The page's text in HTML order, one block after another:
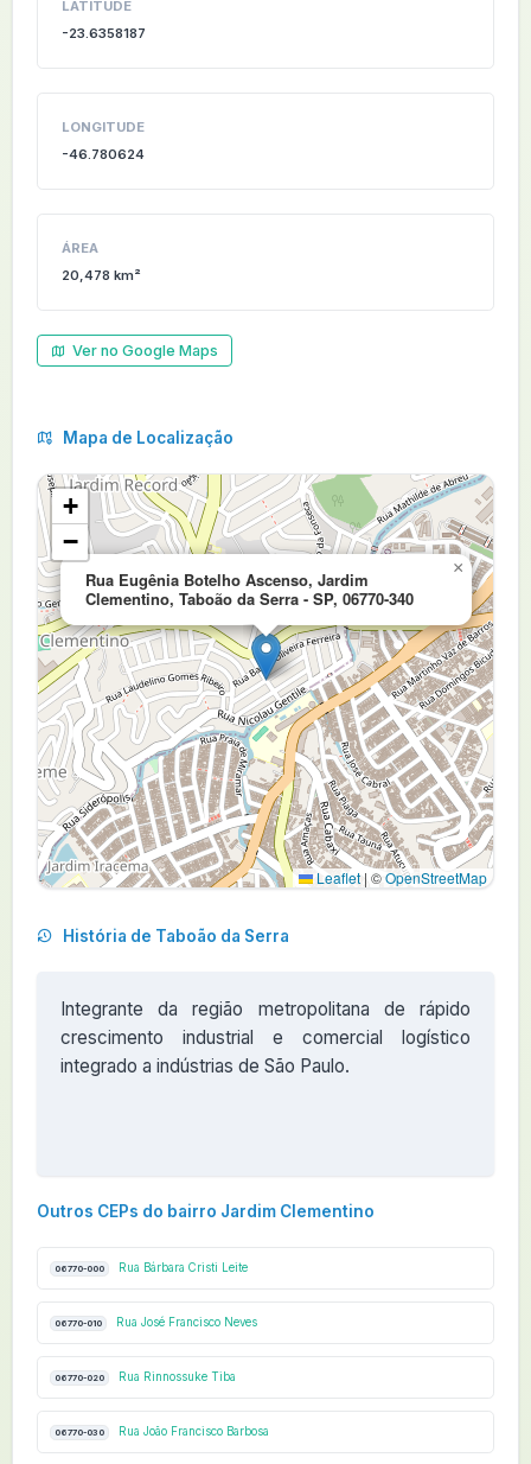
LATITUDE
-23.6358187
LONGITUDE
-46.780624
ÁREA
20,478 km²
Ver no Google Maps
Mapa de Localização
Rua Eugênia Botelho Ascenso, Jardim
Clementino, Taboão da Serra - SP, 06770-340
×
+
−
Leaflet | ©OpenStreetMap
História de Taboão da Serra
Integrante da região metropolitana de rápido
crescimento industrial e comercial logístico
integrado a indústrias de São Paulo.
Outros CEPs do bairro Jardim Clementino
06770-000 Rua Bárbara Cristi Leite
06770-010 Rua José Francisco Neves
06770-020 Rua Rinnossuke Tiba
06770-030 Rua João Francisco Barbosa